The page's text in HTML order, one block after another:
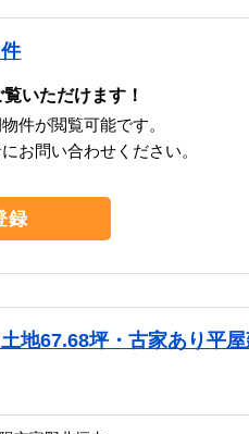
いただけます！
件が閲覧可能です。
お問い合わせください。
録
地67.68坪・古家あり平屋